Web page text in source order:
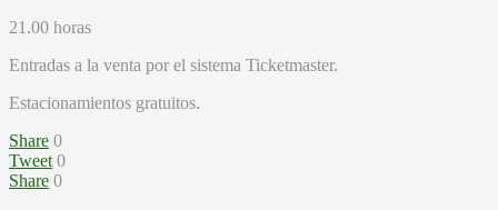
21.00 horas
Entradas a la venta por el sistema Ticketmaster.
Estacionamientos gratuitos.
Share 0
Tweet 0
Share 0